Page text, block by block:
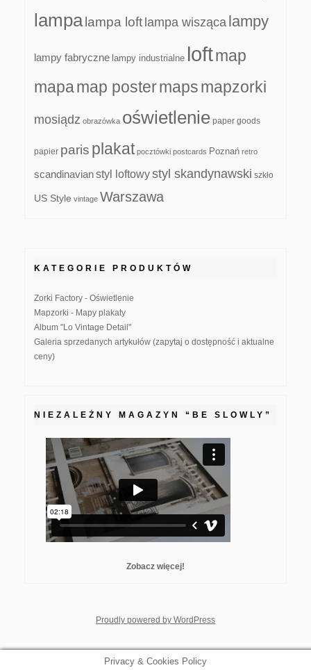
lampa lampa loft lampa wisząca lampy
lampy fabryczne lampy industrialne loftmap
mapamap postermapsmapzorki
mosiądz obrazówka oświetlenie paper goods
papier paris plakat pocztówki postcards Poznań retro
scandinavianstyl loftowystyl skandynawski szkło
US Style vintage Warszawa
KATEGORIE PRODUKTÓW
Zorki Factory - Oświetlenie
Mapzorki - Mapy plakaty
Album "Lo Vintage Detail"
Galeria sprzedanych artykułów (zapytaj o dostępność i aktualne
ceny)
NIEZALEŻNY MAGAZYN “BE SLOWLY”
Zobacz więcej!
Proudly powered by WordPresswhois: Nuno Sarmento
Privacy & Cookies Policy